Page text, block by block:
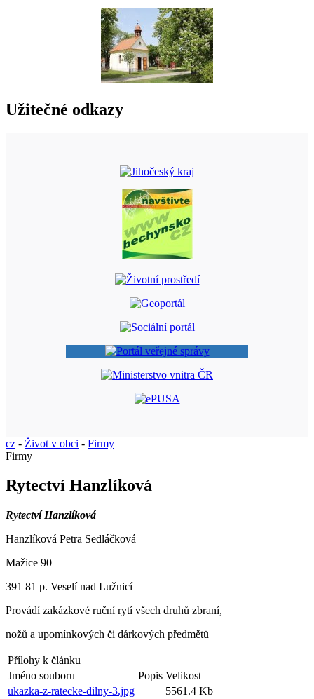
Užitečné odkazy
cz - Život v obci - Firmy
Firmy
Rytectví Hanzlíková
Rytectví Hanzlíková
Hanzlíková Petra Sedláčková
Mažice 90
391 81 p. Veselí nad Lužnicí
Provádí zakázkové ruční rytí všech druhů zbraní,
nožů a upomínkových či dárkových předmětů
Přílohy k článku
Jméno souboru
Popis Velikost
ukazka-z-ratecke-dilny-3.jpg
5561.4 Kb